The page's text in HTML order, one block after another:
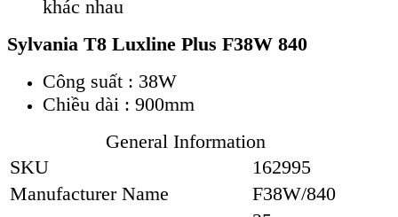
khác nhau
Sylvania T8 Luxline Plus F38W 840
Công suất : 38W
Chiều dài : 900mm
General Information
SKU
162995
Manufacturer Name
F38W/840